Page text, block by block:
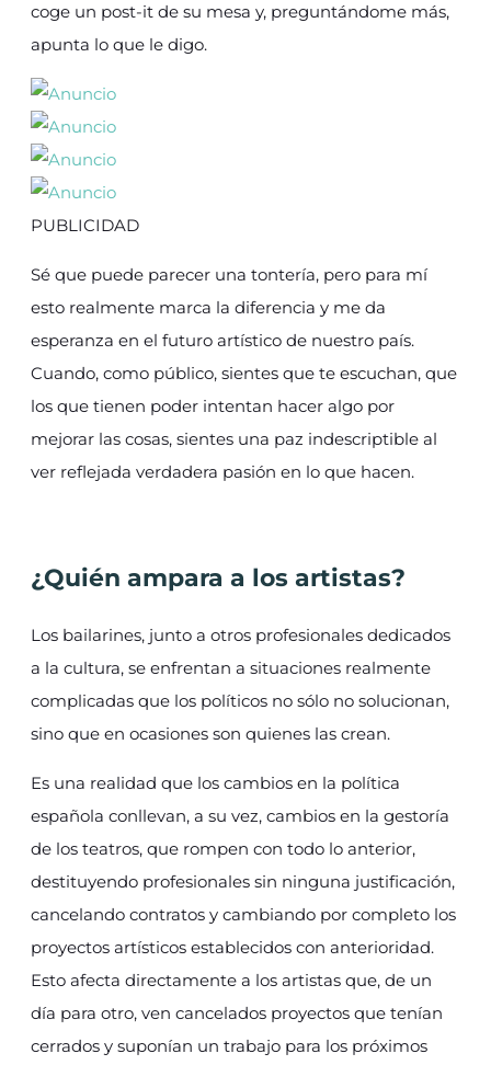
coge un post-it de su mesa y, preguntándome más,
apunta lo que le digo.
PUBLICIDAD
Sé que puede parecer una tontería, pero para mí
esto realmente marca la diferencia y me da
esperanza en el futuro artístico de nuestro país.
Cuando, como público, sientes que te escuchan, que
los que tienen poder intentan hacer algo por
mejorar las cosas, sientes una paz indescriptible al
ver reflejada verdadera pasión en lo que hacen.
¿Quién ampara a los artistas?
Los bailarines, junto a otros profesionales dedicados
a la cultura, se enfrentan a situaciones realmente
complicadas que los políticos no sólo no solucionan,
sino que en ocasiones son quienes las crean.
Es una realidad que los cambios en la política
española conllevan, a su vez, cambios en la gestoría
de los teatros, que rompen con todo lo anterior,
destituyendo profesionales sin ninguna justificación,
cancelando contratos y cambiando por completo los
proyectos artísticos establecidos con anterioridad.
Esto afecta directamente a los artistas que, de un
día para otro, ven cancelados proyectos que tenían
cerrados y suponían un trabajo para los próximos